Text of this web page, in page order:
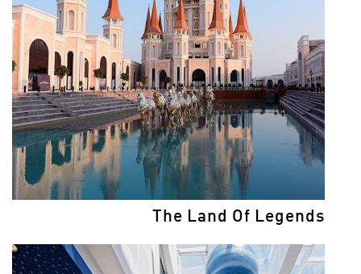
The Land Of Legends